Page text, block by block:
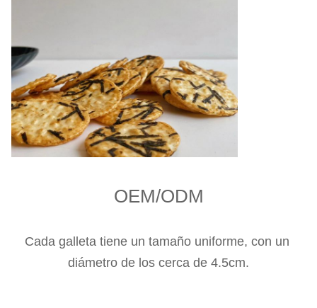
OEM/ODM
Cada galleta tiene un tamaño uniforme, con un
diámetro de los cerca de 4.5cm.